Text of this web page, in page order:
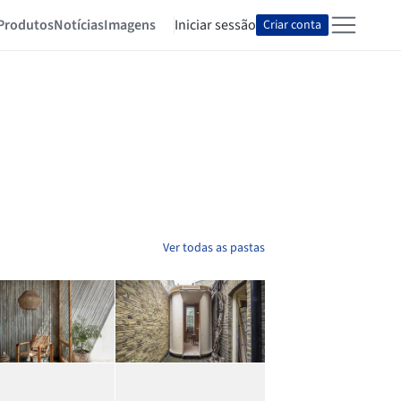
NotíciasImagens Iniciar sessão Criar conta
Ver todas as pastas